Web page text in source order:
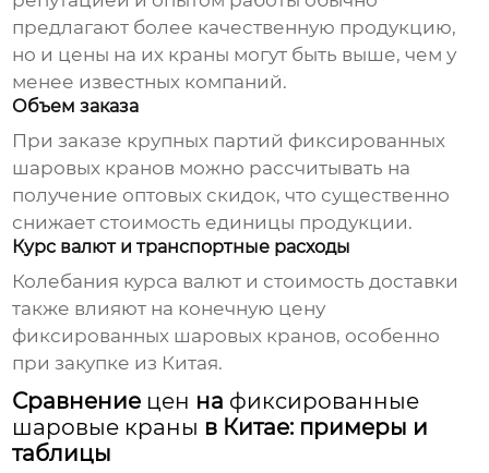
предлагают более качественную продукцию,
но и цены на их краны могут быть выше, чем у
менее известных компаний.
Объем заказа
При заказе крупных партий фиксированных
шаровых кранов можно рассчитывать на
получение оптовых скидок, что существенно
снижает стоимость единицы продукции.
Курс валют и транспортные расходы
Колебания курса валют и стоимость доставки
также влияют на конечную цену
фиксированных шаровых кранов, особенно
при закупке из Китая.
Сравнение цен на фиксированные
шаровые краны в Китае: примеры и
таблицы